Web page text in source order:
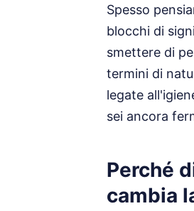
Spesso
blocchi di
smettere di
termini di
legate
sei ancora
Perché
cambia